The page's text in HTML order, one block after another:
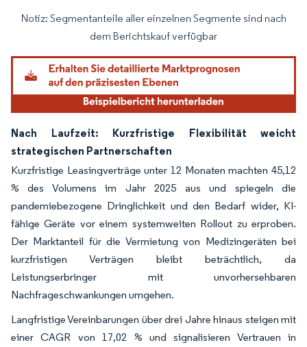
Bild © Mordor Intelligence. Wiederverwendung erfordert Namensnennung
Notiz: Segmentanteile aller einzelnen Segmente sind nach
dem Berichtskauf verfügbar
Nach Laufzeit: Kurzfristige Flexibilität weicht
strategischen Partnerschaften
Kurzfristige Leasingverträge unter 12 Monaten machten 45,12
% des Volumens im Jahr 2025 aus und spiegeln die
pandemiebezogene Dringlichkeit und den Bedarf wider, KI-
fähige Geräte vor einem systemweiten Rollout zu erproben.
Der Marktanteil für die Vermietung von Medizingeräten bei
kurzfristigen Verträgen bleibt beträchtlich, da
Leistungserbringer mit unvorhersehbaren
Nachfrageschwankungen umgehen.
Langfristige Vereinbarungen über drei Jahre hinaus steigen mit
einer CAGR von 17,02 % und signalisieren Vertrauen in